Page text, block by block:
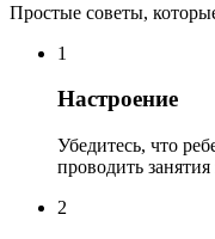
Простые советы,
1
Настроение
Убедитесь, что
проводить занятия
2